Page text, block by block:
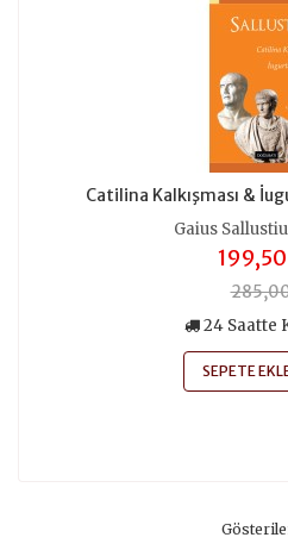
Catilina Kalkışması &
Gaius
24 Saatte
SEPETE